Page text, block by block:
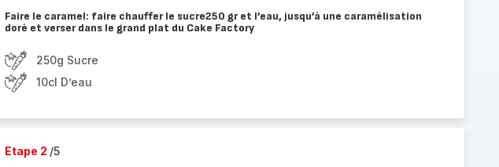
Faire le caramel: faire chauffer le sucre250 gr et l’eau, jusqu’à une caramélisation
doré et verser dans le grand plat du Cake Factory
250g Sucre
10cl D’eau
Etape 2 /5